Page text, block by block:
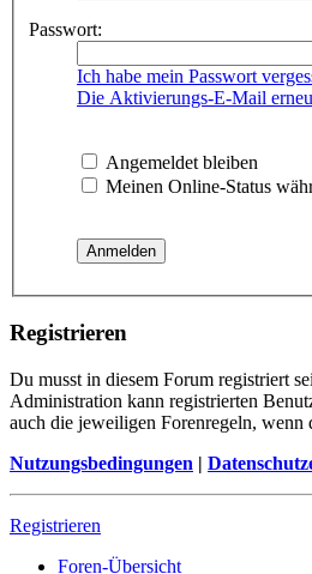
Passwort:
Ich habe mein Passwort
Die Aktivierungs-E-Mail
Angemeldet bleiben
Meinen Online-Status
Registrieren
Du musst in diesem Forum registriert
Administration kann registrierten
auch die jeweiligen Forenregeln, wenn
Nutzungsbedingungen |
Registrieren
Foren-Übersicht